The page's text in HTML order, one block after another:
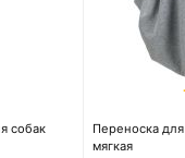
собак
Переноска
мягкая